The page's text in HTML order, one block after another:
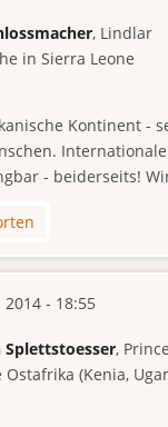
, Lindlar
in Sierra Leone
Kontinent -
- beiderseits!
2014 - 18:55
Splettstoesser,
Ostafrika (Kenia,